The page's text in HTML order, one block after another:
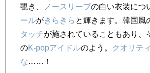
覗き、
ノースリーブの白い衣装につ
ールがきらきら と輝きます。韓国風
タッチが施されていることもあり、
のK-popアイドルのよう。 クオリティ
な ……！